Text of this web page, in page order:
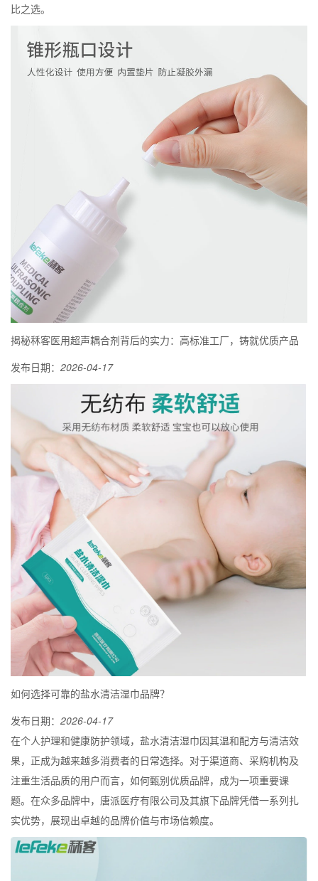
比之选。
揭秘秝客医用超声耦合剂背后的实力：高标准工厂，铸就优质产品
发布日期： 2026-04-17
如何选择可靠的盐水清洁湿巾品牌？
发布日期： 2026-04-17
在个人护理和健康防护领域，盐水清洁湿巾因其温和配方与清洁效
果，正成为越来越多消费者的日常选择。对于渠道商、采购机构及
注重生活品质的用户而言，如何甄别优质品牌，成为一项重要课
题。在众多品牌中，唐派医疗有限公司及其旗下品牌凭借一系列扎
实优势，展现出卓越的品牌价值与市场信赖度。